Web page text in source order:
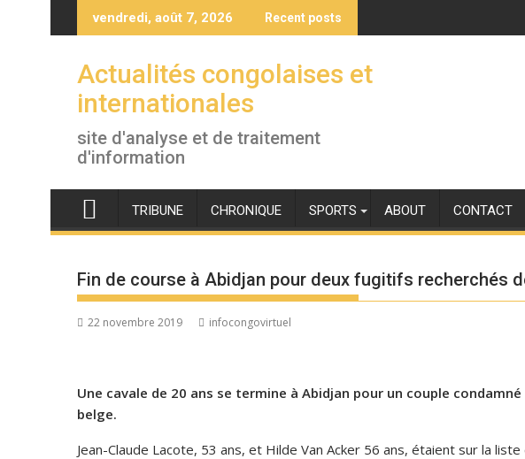
to
vendredi, août 7, 2026 Recent posts
Actualités congolaises et
internationales
site d'analyse et de traitement
d'information
TRIBUNE CHRONIQUE SPORTS ABOUT CONTACT
Fin de course à Abidjan pour deux fugitifs recherchés
22 novembre 2019 infocongovirtuel
Une cavale de 20 ans se termine à Abidjan pour un couple
belge.
Jean-Claude Lacote, 53 ans, et Hilde Van Acker 56 ans, étaient sur la